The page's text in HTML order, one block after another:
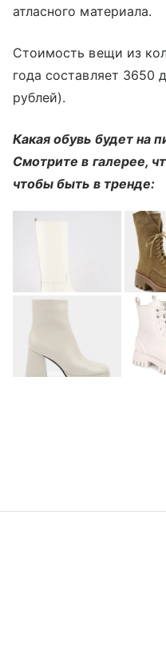
атласного материала.
Стоимость вещи из
года составляет 3650
рублей).
Какая обувь будет на
Смотрите в галерее,
чтобы быть в тренде: